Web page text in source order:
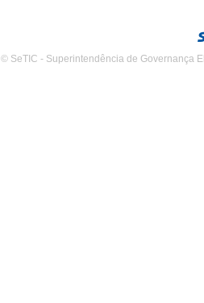
© SeTIC - Superintendência de Governança